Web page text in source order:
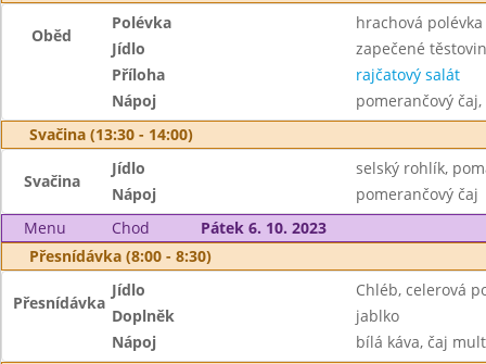
Oběd
Polévka
hrachová polévka
Jídlo
zapečené
Příloha
rajčatový salát
Nápoj
pomerančový čaj,
Svačina (13:30 - 14:00)
Svačina
Jídlo
selský rohlík,
Nápoj
pomerančový čaj
Menu
Chod
Pátek 6. 10. 2023
Přesnídávka (8:00 - 8:30)
Přesnídávka
Jídlo
Chléb, celerová
Doplněk
jablko
Nápoj
bílá káva, čaj